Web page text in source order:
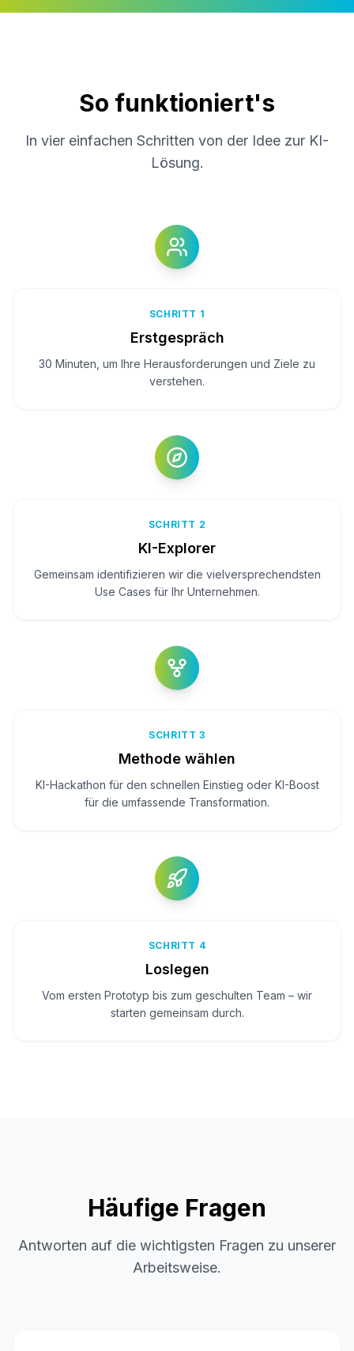
So funktioniert's
In vier einfachen Schritten von der Idee zur KI-
Lösung.
SCHRITT 1
Erstgespräch
30 Minuten, um Ihre Herausforderungen und Ziele zu
verstehen.
SCHRITT 2
KI-Explorer
Gemeinsam identifizieren wir die vielversprechendsten
Use Cases für Ihr Unternehmen.
SCHRITT 3
Methode wählen
KI-Hackathon für den schnellen Einstieg oder KI-Boost
für die umfassende Transformation.
SCHRITT 4
Loslegen
Vom ersten Prototyp bis zum geschulten Team – wir
starten gemeinsam durch.
Häufige Fragen
Antworten auf die wichtigsten Fragen zu unserer
Arbeitsweise.